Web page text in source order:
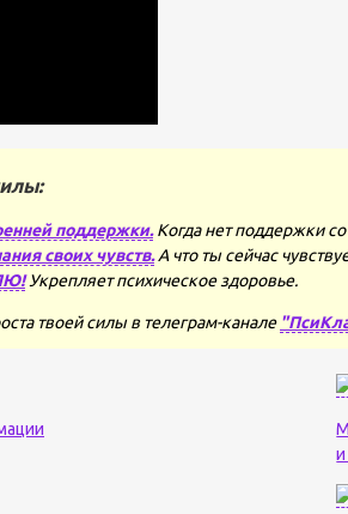
поддержки.Когда нет поддержки
своих чувств.А что ты сейчас
Укрепляет психическое здоровье.
твоей силы в телеграм-канале